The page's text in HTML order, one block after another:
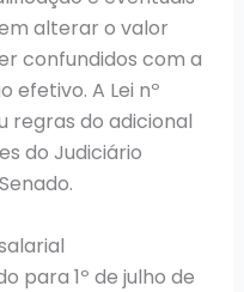
alterar o valor
confundidos com a
efetivo. A Lei nº
regras do adicional
do Judiciário
para 1º de julho de